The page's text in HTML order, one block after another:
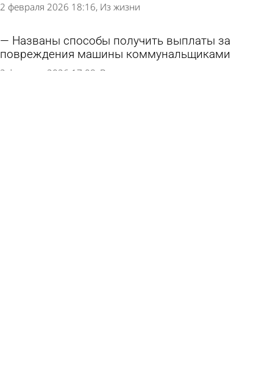
2 февраля 2026 18:16 Из жизни
Названы способы получить выплаты за
повреждения машины коммунальщиками
2 февраля 2026 17:08 В стране и мире